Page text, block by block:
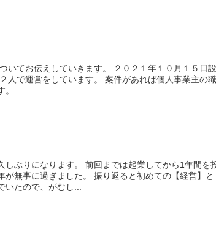
いてお伝えしていきます。 ２０２１年１０月１５日設
人で運営をしています。 案件があれば個人事業主の職
...
しぶりになります。 前回までは起業してから1年間を
無事に過ぎました。 振り返ると初めての【経営】と
いたので、がむし...